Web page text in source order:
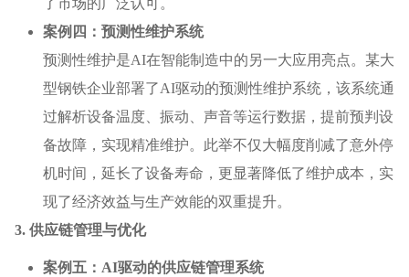
了市场的广泛认可。
案例四：预测性维护系统
预测性维护是AI在智能制造中的另一大应用亮点。某大
型钢铁企业部署了AI驱动的预测性维护系统，该系统通
过解析设备温度、振动、声音等运行数据，提前预判设
备故障，实现精准维护。此举不仅大幅度削减了意外停
机时间，延长了设备寿命，更显著降低了维护成本，实
现了经济效益与生产效能的双重提升。
3. 供应链管理与优化
案例五：AI驱动的供应链管理系统